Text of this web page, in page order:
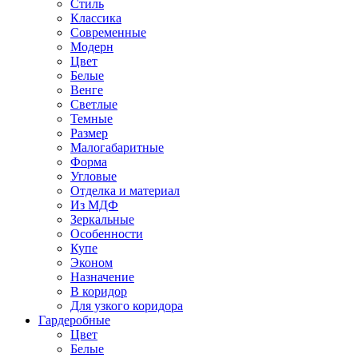
Стиль
Классика
Современные
Модерн
Цвет
Белые
Венге
Светлые
Темные
Размер
Малогабаритные
Форма
Угловые
Отделка и материал
Из МДФ
Зеркальные
Особенности
Купе
Эконом
Назначение
В коридор
Для узкого коридора
Гардеробные
Цвет
Белые